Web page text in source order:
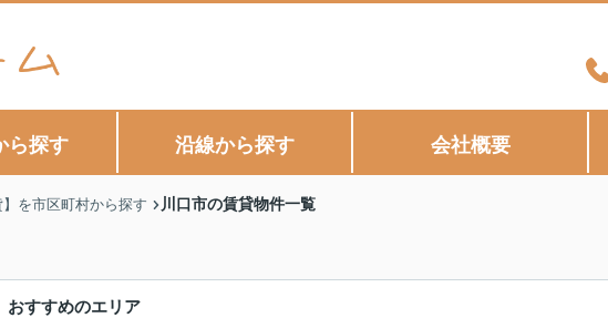
ら探す 沿線から探す 会社概要
】を市区町村から探す 川口市の賃貸物件一覧
おすすめのエリア